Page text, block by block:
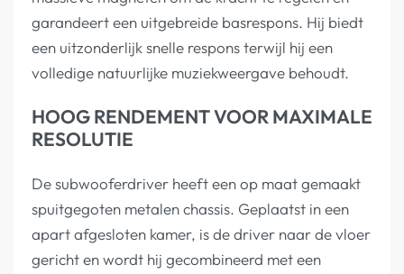
garandeert een uitgebreide basrespons. Hij biedt
een uitzonderlijk snelle respons terwijl hij een
volledige natuurlijke muziekweergave behoudt.
HOOG RENDEMENT VOOR MAXIMALE
RESOLUTIE
De subwooferdriver heeft een op maat gemaakt
spuitgegoten metalen chassis. Geplaatst in een
apart afgesloten kamer, is de driver naar de vloer
gericht en wordt hij gecombineerd met een